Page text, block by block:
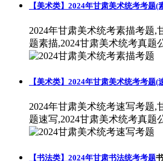
【美术类】2024年甘肃美术统考考题(
2024年甘肃美术统考素描考题,
题素描,2024甘肃美术统考真题
【美术类】2024年甘肃美术统考考题(
2024年甘肃美术统考速写考题,
题速写,2024甘肃美术统考真题
【书法类】2024年甘肃书法统考考题